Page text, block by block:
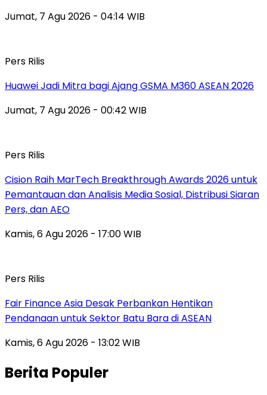
Jumat, 7 Agu 2026 - 04:14 WIB
Pers Rilis
Huawei Jadi Mitra bagi Ajang GSMA M360 ASEAN 2026
Jumat, 7 Agu 2026 - 00:42 WIB
Pers Rilis
Cision Raih MarTech Breakthrough Awards 2026 untuk
Pemantauan dan Analisis Media Sosial, Distribusi Siaran
Pers, dan AEO
Kamis, 6 Agu 2026 - 17:00 WIB
Pers Rilis
Fair Finance Asia Desak Perbankan Hentikan
Pendanaan untuk Sektor Batu Bara di ASEAN
Kamis, 6 Agu 2026 - 13:02 WIB
Berita Populer